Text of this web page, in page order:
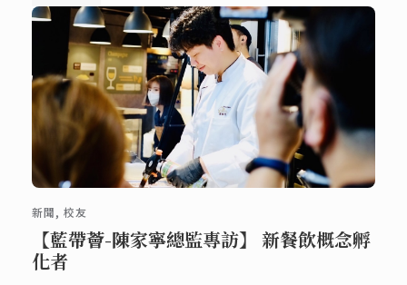
新聞, 校友
【藍帶薈-陳家寧總監專訪】 新餐飲概念孵
化者